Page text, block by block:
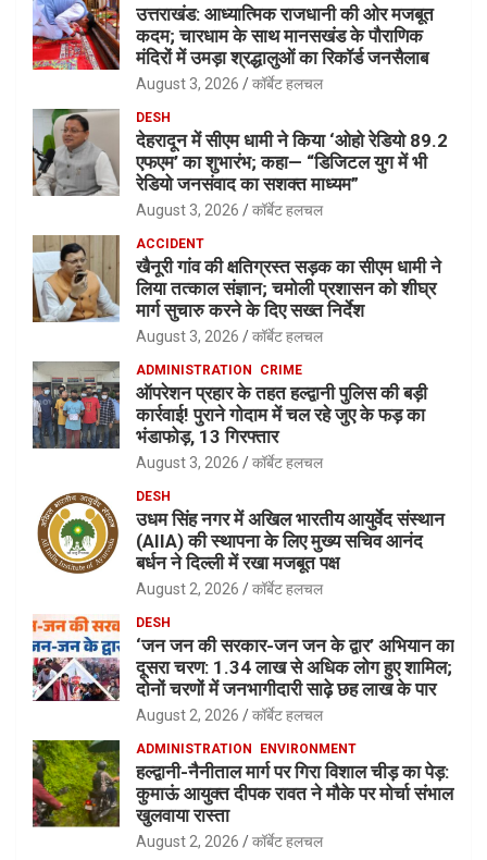
उत्तराखंड: आध्यात्मिक राजधानी की ओर मजबूत
कदम; चारधाम के साथ मानसखंड के पौराणिक
मंदिरों में उमड़ा श्रद्धालुओं का रिकॉर्ड जनसैलाब
August 3, 2026 कॉर्बेट हलचल
DESH
देहरादून में सीएम धामी ने किया ‘ओहो रेडियो 89.2
एफएम’ का शुभारंभ; कहा— “डिजिटल युग में भी
रेडियो जनसंवाद का सशक्त माध्यम”
August 3, 2026 कॉर्बेट हलचल
ACCIDENT
खैनूरी गांव की क्षतिग्रस्त सड़क का सीएम धामी ने
लिया तत्काल संज्ञान; चमोली प्रशासन को शीघ्र
मार्ग सुचारु करने के दिए सख्त निर्देश
August 3, 2026 कॉर्बेट हलचल
ADMINISTRATION CRIME
ऑपरेशन प्रहार के तहत हल्द्वानी पुलिस की बड़ी
कार्रवाई! पुराने गोदाम में चल रहे जुए के फड़ का
भंडाफोड़, 13 गिरफ्तार
August 3, 2026 कॉर्बेट हलचल
DESH
उधम सिंह नगर में अखिल भारतीय आयुर्वेद संस्थान
(AIIA) की स्थापना के लिए मुख्य सचिव आनंद
बर्धन ने दिल्ली में रखा मजबूत पक्ष
August 2, 2026 कॉर्बेट हलचल
DESH
‘जन जन की सरकार-जन जन के द्वार’ अभियान का
दूसरा चरण: 1.34 लाख से अधिक लोग हुए शामिल;
दोनों चरणों में जनभागीदारी साढ़े छह लाख के पार
August 2, 2026 कॉर्बेट हलचल
ADMINISTRATION ENVIRONMENT
हल्द्वानी-नैनीताल मार्ग पर गिरा विशाल चीड़ का पेड़:
कुमाऊं आयुक्त दीपक रावत ने मौके पर मोर्चा संभाल
खुलवाया रास्ता
August 2, 2026 कॉर्बेट हलचल